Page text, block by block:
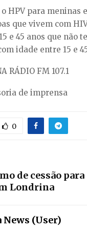
HPV para meninas
que vivem com
e 45 anos que
idade entre 15 e
RÁDIO FM 107.1
de imprensa
0
de cessão
Londrina
News (User)